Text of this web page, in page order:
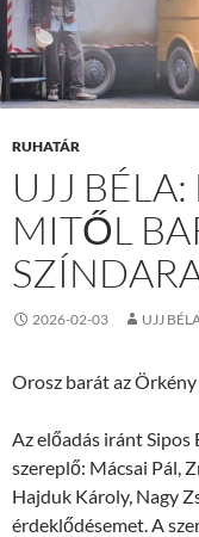
RUHATÁR
UJJ
MITŐL
2026-02-03 UJJ
Orosz barát az
Az előadás iránt Sipos
szereplő: Mácsai Pál,
Hajduk Károly, Nagy
érdeklődésemet. A